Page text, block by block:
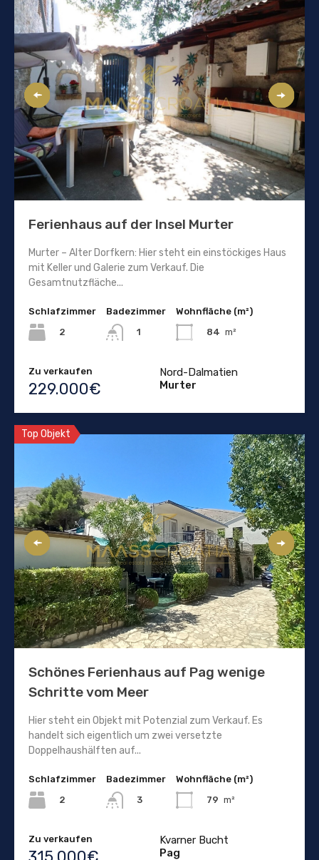
Ferienhaus auf der Insel Murter
Murter – Alter Dorfkern: Hier steht ein einstöckiges Haus
mit Keller und Galerie zum Verkauf. Die
Gesamtnutzfläche...
Schlafzimmer
2
Badezimmer
1
Wohnfläche (m²)
84 m²
Zu verkaufen
229.000€
Nord-Dalmatien
Murter
Top Objekt
Schönes Ferienhaus auf Pag wenige
Schritte vom Meer
Hier steht ein Objekt mit Potenzial zum Verkauf. Es
handelt sich eigentlich um zwei versetzte
Doppelhaushälften auf...
Schlafzimmer
2
Badezimmer
3
Wohnfläche (m²)
79 m²
Zu verkaufen
Kvarner Bucht
Pag